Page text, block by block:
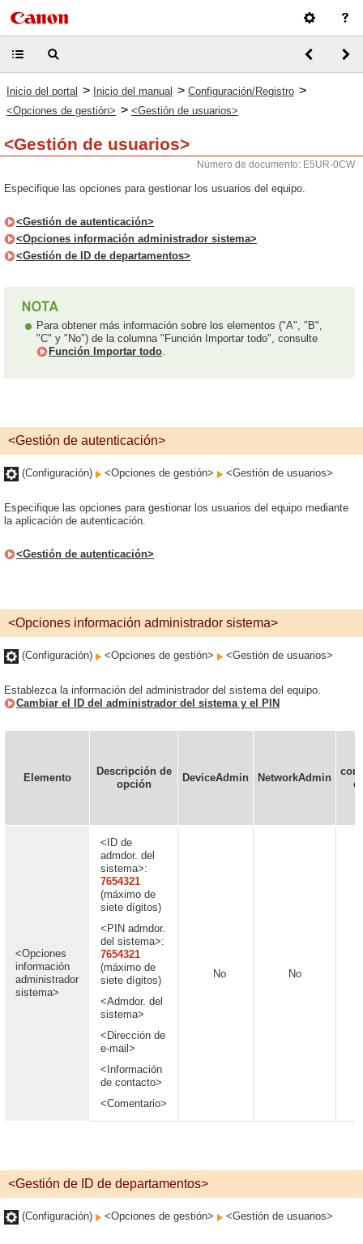
Inicio del portal > Inicio del manual > Configuración/Registro >
<Opciones de gestión> > <Gestión de usuarios>
<Gestión de usuarios>
Número de documento: E5UR-0CW
Especifique las opciones para gestionar los usuarios del equipo.
<Gestión de autenticación>
<Opciones información administrador sistema>
<Gestión de ID de departamentos>
Para obtener más información sobre los elementos ("A", "B",
"C" y "No") de la columna "Función Importar todo", consulte
Función Importar todo.
<Gestión de autenticación>
(Configuración) <Opciones de gestión> <Gestión de usuarios>
Especifique las opciones para gestionar los usuarios del equipo mediante
la aplicación de autenticación.
<Gestión de autenticación>
<Opciones información administrador sistema>
(Configuración) <Opciones de gestión> <Gestión de usuarios>
Establezca la información del administrador del sistema del equipo.
Cambiar el ID del administrador del sistema y el PIN
Elemento
Descripción de
opción
DeviceAdmin NetworkAdmin
<Opciones
información
administrador
sistema>
<ID de
admdor. del
sistema>:
7654321
(máximo de
siete dígitos)
<PIN admdor.
del sistema>:
7654321
(máximo de
siete dígitos)
<Admdor. del
sistema>
<Dirección de
e-mail>
<Información
de contacto>
<Comentario>
No No
<Gestión de ID de departamentos>
(Configuración) <Opciones de gestión> <Gestión de usuarios>